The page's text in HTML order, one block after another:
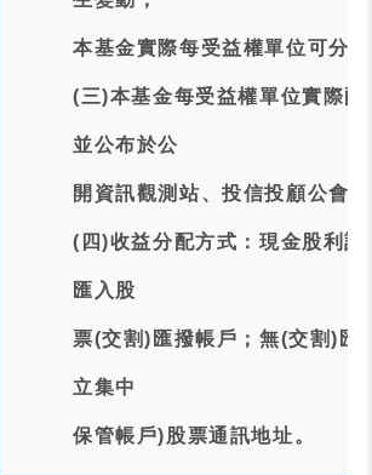
本基金實際每受益權單位可分
(三)本基金每受益權單位實際
並公布於公
開資訊觀測站、投信投顧公會
(四)收益分配方式：現金股利
匯入股
票(交割)匯撥帳戶；無(交割)匯
立集中
保管帳戶)股票通訊地址。